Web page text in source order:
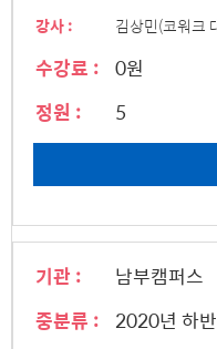
강사 : 김상민(코워크
수강료 : 0원
정원 :
5
기관 :
남부캠퍼스
중분류 :
2020년 하